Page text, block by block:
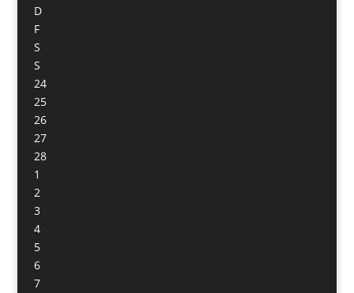
D
F
S
S
24
25
26
27
28
1
2
3
4
5
6
7